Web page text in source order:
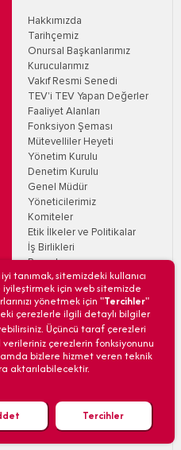
Hakkımızda
Tarihçemiz
Onursal Başkanlarımız
Kurucularımız
Vakıf Resmi Senedi
TEV'i TEV Yapan Değerler
Faaliyet Alanları
Fonksiyon Şeması
Mütevelliler Heyeti
Yönetim Kurulu
Denetim Kurulu
Genel Müdür
Yöneticilerimiz
Komiteler
Etik İlkeler ve Politikalar
İş Birlikleri
Raporlar
TEV’den Haberler
E-Bültenler
TEV'lilerden Hikayeler
Medya Merkezi
İhale Duyuruları
Eğitim Kurumlarımız
tanımak, sitemizdeki kullanıcı
için web sitemizde
yönetmek için "Tercihler"
çerezlerle ilgili detaylı bilgiler
Üçüncü taraf çerezleri
çerezlerin fonksiyonunu
bizlere hizmet veren teknik
aktarılabilecektir.
Tercihler